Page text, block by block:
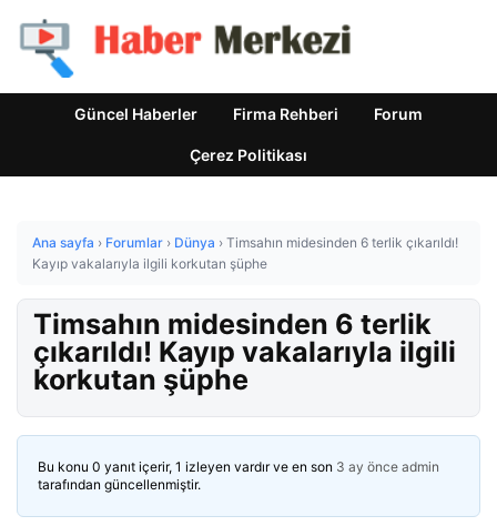
Güncel Haberler Firma Rehberi Forum
Çerez Politikası
Ana sayfa › Forumlar › Dünya › Timsahın midesinden 6 terlik çıkarıldı!
Kayıp vakalarıyla ilgili korkutan şüphe
Timsahın midesinden 6 terlik
çıkarıldı! Kayıp vakalarıyla ilgili
korkutan şüphe
Bu konu 0 yanıt içerir, 1 izleyen vardır ve en son 3 ay önce admin
tarafından güncellenmiştir.